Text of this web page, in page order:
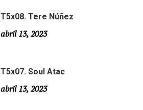
T5x08. Tere Núñez
abril 13, 2023
T5x07. Soul Atac
abril 13, 2023